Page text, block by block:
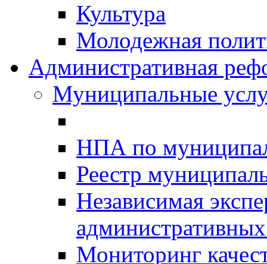
Культура
Молодежная
Административная
Муниципальные
НПА по
Реестр
Независимая
Мониторинг